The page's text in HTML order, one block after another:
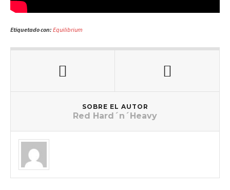
Etiquetado con: Equilibrium
SOBRE EL AUTOR
Red Hard´n´Heavy